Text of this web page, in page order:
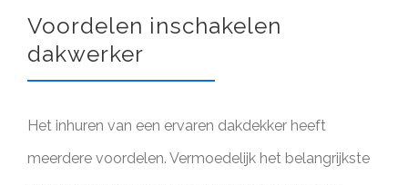
Voordelen inschakelen
dakwerker
Het inhuren van een ervaren dakdekker heeft
meerdere voordelen. Vermoedelijk het belangrijkste